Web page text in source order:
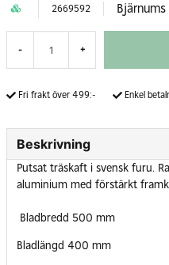
2669592 Bjärnums
- +
Fri frakt över 499:- Enkel
Beskrivning
Putsat träskaft i svensk furu.
aluminium med förstärkt
Bladbredd 500 mm
Bladlängd 400 mm